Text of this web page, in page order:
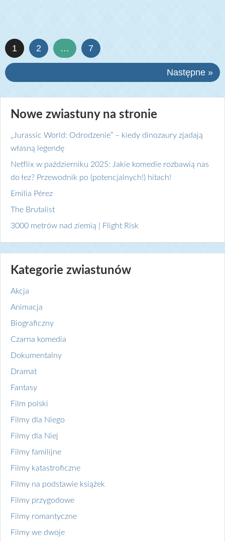
1 2 … 7
Następne »
Nowe zwiastuny na stronie
„Jurassic World: Odrodzenie” – kiedy dinozaury zjadają
własną legendę
Netflix w październiku 2025: Jakie komedie rozbawią nas
do łez? Przewodnik po (potencjalnych!) hitach!
Emilia Pérez
The Brutalist
3000 metrów nad ziemią | Flight Risk
Kategorie zwiastunów
Akcja
Animacja
Biograficzny
Czarna komedia
Dokumentalny
Dramat
Fantasy
Film polski
Filmy dla Niego
Filmy dla Niej
Filmy familijne
Filmy katastroficzne
Filmy na podstawie książek
Filmy przygodowe
Filmy romantyczne
Filmy we dwoje